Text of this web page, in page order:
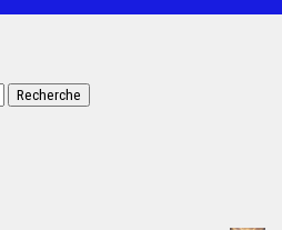
Recherche